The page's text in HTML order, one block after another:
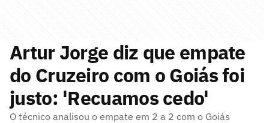
Artur Jorge diz que empate
do Cruzeiro com o Goiás foi
justo: 'Recuamos cedo'
O técnico analisou o empate em 2 a 2 com o Goiás